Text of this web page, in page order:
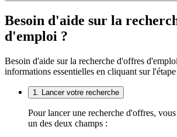
Besoin d'aide sur la
d'emploi ?
Besoin d'aide sur la recherche d'offres
informations essentielles en cliquant sur
1. Lancer votre recherche
Pour lancer une recherche d'offres,
un des deux champs :